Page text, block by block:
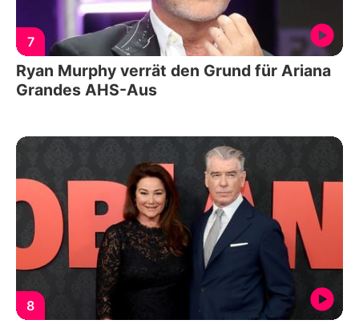
7
Ryan Murphy verrät den Grund für Ariana
Grandes AHS-Aus
8